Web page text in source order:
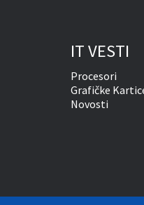
IT VESTI
Procesori
Grafičke
Novosti